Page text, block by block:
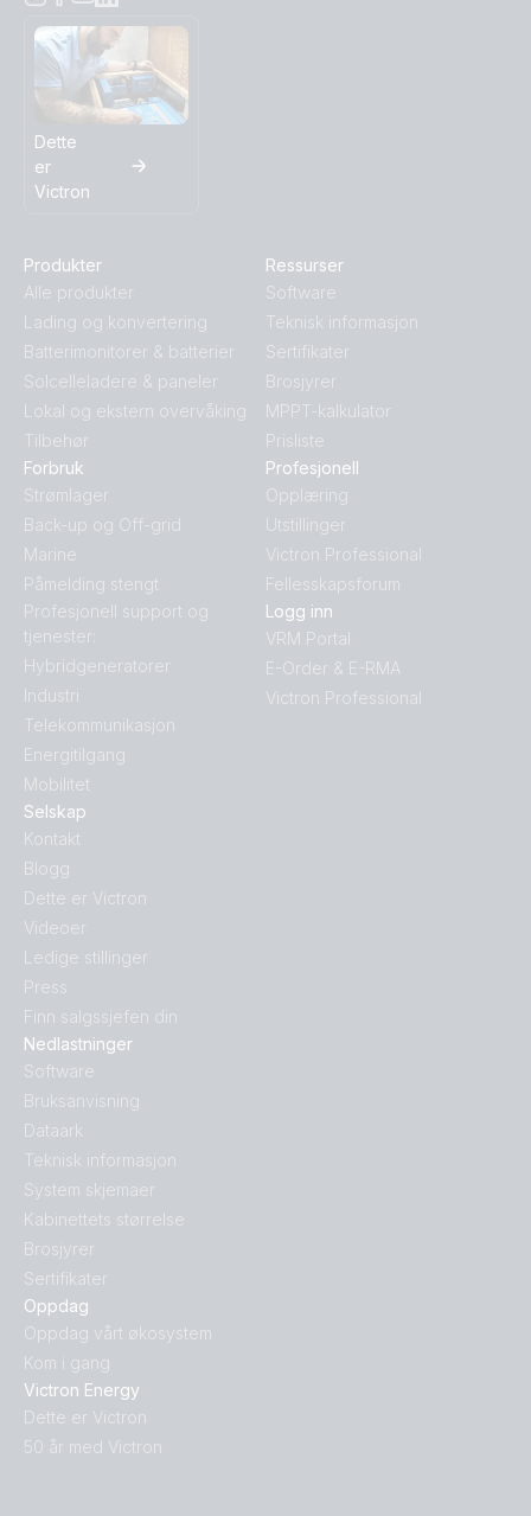
Dette
er
Victron
Produkter
Alle produkter
Lading og konvertering
Batterimonitorer & batterier
Solcelleladere & paneler
Lokal og ekstern overvåking
Tilbehør
Oppdag
Oppdag vårt økosystem
Kom i gang
Victron Energy
Dette er Victron
50 år med Victron
Nedlastninger
Software
Bruksanvisning
Dataark
Teknisk informasjon
System skjemaer
Kabinettets størrelse
Brosjyrer
Sertifikater
Forbruk
Strømlager
Back-up og Off-grid
Marine
Påmelding stengt
Profesjonell support og
tjenester:
Hybridgeneratorer
Industri
Telekommunikasjon
Energitilgang
Mobilitet
Selskap
Kontakt
Blogg
Dette er Victron
Videoer
Ledige stillinger
Press
Finn salgssjefen din
Ressurser
Software
Teknisk informasjon
Sertifikater
Brosjyrer
MPPT-kalkulator
Prisliste
Profesjonell
Opplæring
Utstillinger
Victron Professional
Fellesskapsforum
Logg inn
VRM Portal
E-Order & E-RMA
Victron Professional